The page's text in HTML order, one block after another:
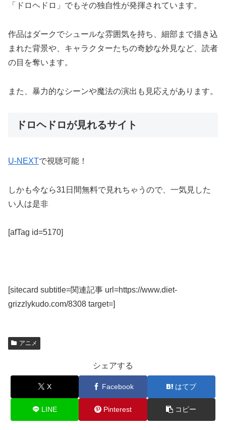
「ドロヘドロ」でもその独自性が発揮されています。
作品はダークでシュールな雰囲気を持ち、細部まで描き込
まれた背景や、キャラクターたちの奇妙な外見など、読者
の目を奪います。
また、暴力的なシーンや魔法の演出も見応えがあります。
ドロヘドロが見れるサイト
U-NEXTで視聴可能！
しかも今なら31日間無料で見れちゃうので、一気見した
い人は是非
[afTag id=5170]
[sitecard subtitle=関連記事 url=https://www.diet-
grizzlykudo.com/8308 target=]
アニメ
シェアする
X Facebook はてブ
LINE Pinterest コピー